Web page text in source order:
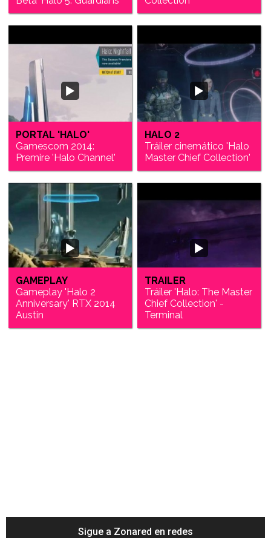
PORTAL 'HALO'
Gamescom 2014:
Premire 'Halo Channel'
HALO 2
Tráiler cinemático 'Halo
Master Chief Collection'
GAMEPLAY
Gameplay 'Halo 2
Anniversary' RTX 2014
Austin
TRAILER
Tráiler 'Halo: The Master
Chief Collection' -
Terminal
Sigue a Zonared en redes